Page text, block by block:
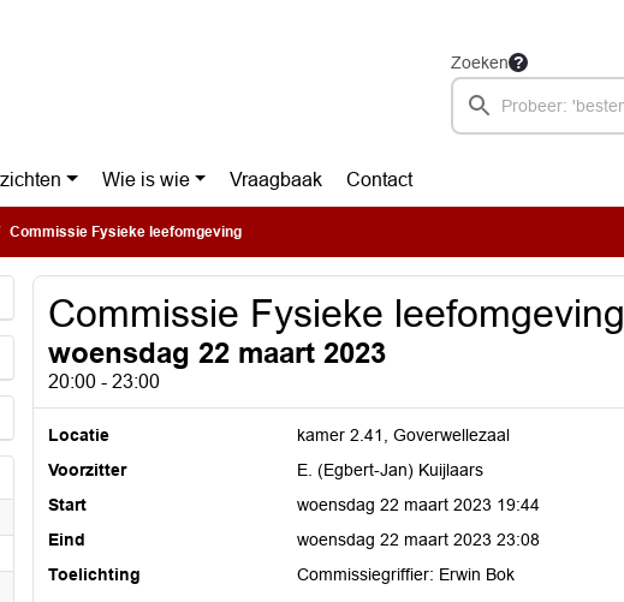
Zoeken
Wie is wie Vraagbaak Contact
Commissie Fysieke leefomgeving
Commissie Fysieke leefomgeving
woensdag 22 maart 2023
20:00 - 23:00
Locatie
kamer 2.41, Goverwellezaal
Voorzitter
E. (Egbert-Jan) Kuijlaars
Start
woensdag 22 maart 2023 19:44
Eind
woensdag 22 maart 2023 23:08
Toelichting
Commissiegriffier: Erwin Bok